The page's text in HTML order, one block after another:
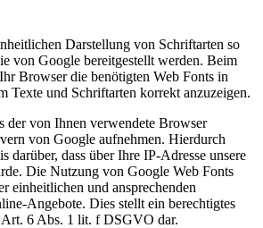
Darstellung von Schriftarten so
von Google bereitgestellt werden. Beim
Browser die benötigten Web Fonts in
Texte und Schriftarten korrekt anzuzeigen.
der von Ihnen verwendete Browser
von Google aufnehmen. Hierdurch
darüber, dass über Ihre IP-Adresse unsere
Die Nutzung von Google Web Fonts
einheitlichen und ansprechenden
Angebote. Dies stellt ein berechtigtes
Art. 6 Abs. 1 lit. f DSGVO dar.